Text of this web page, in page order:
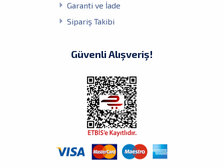
Garanti ve İade
Sipariş Takibi
Güvenli Alışveriş!